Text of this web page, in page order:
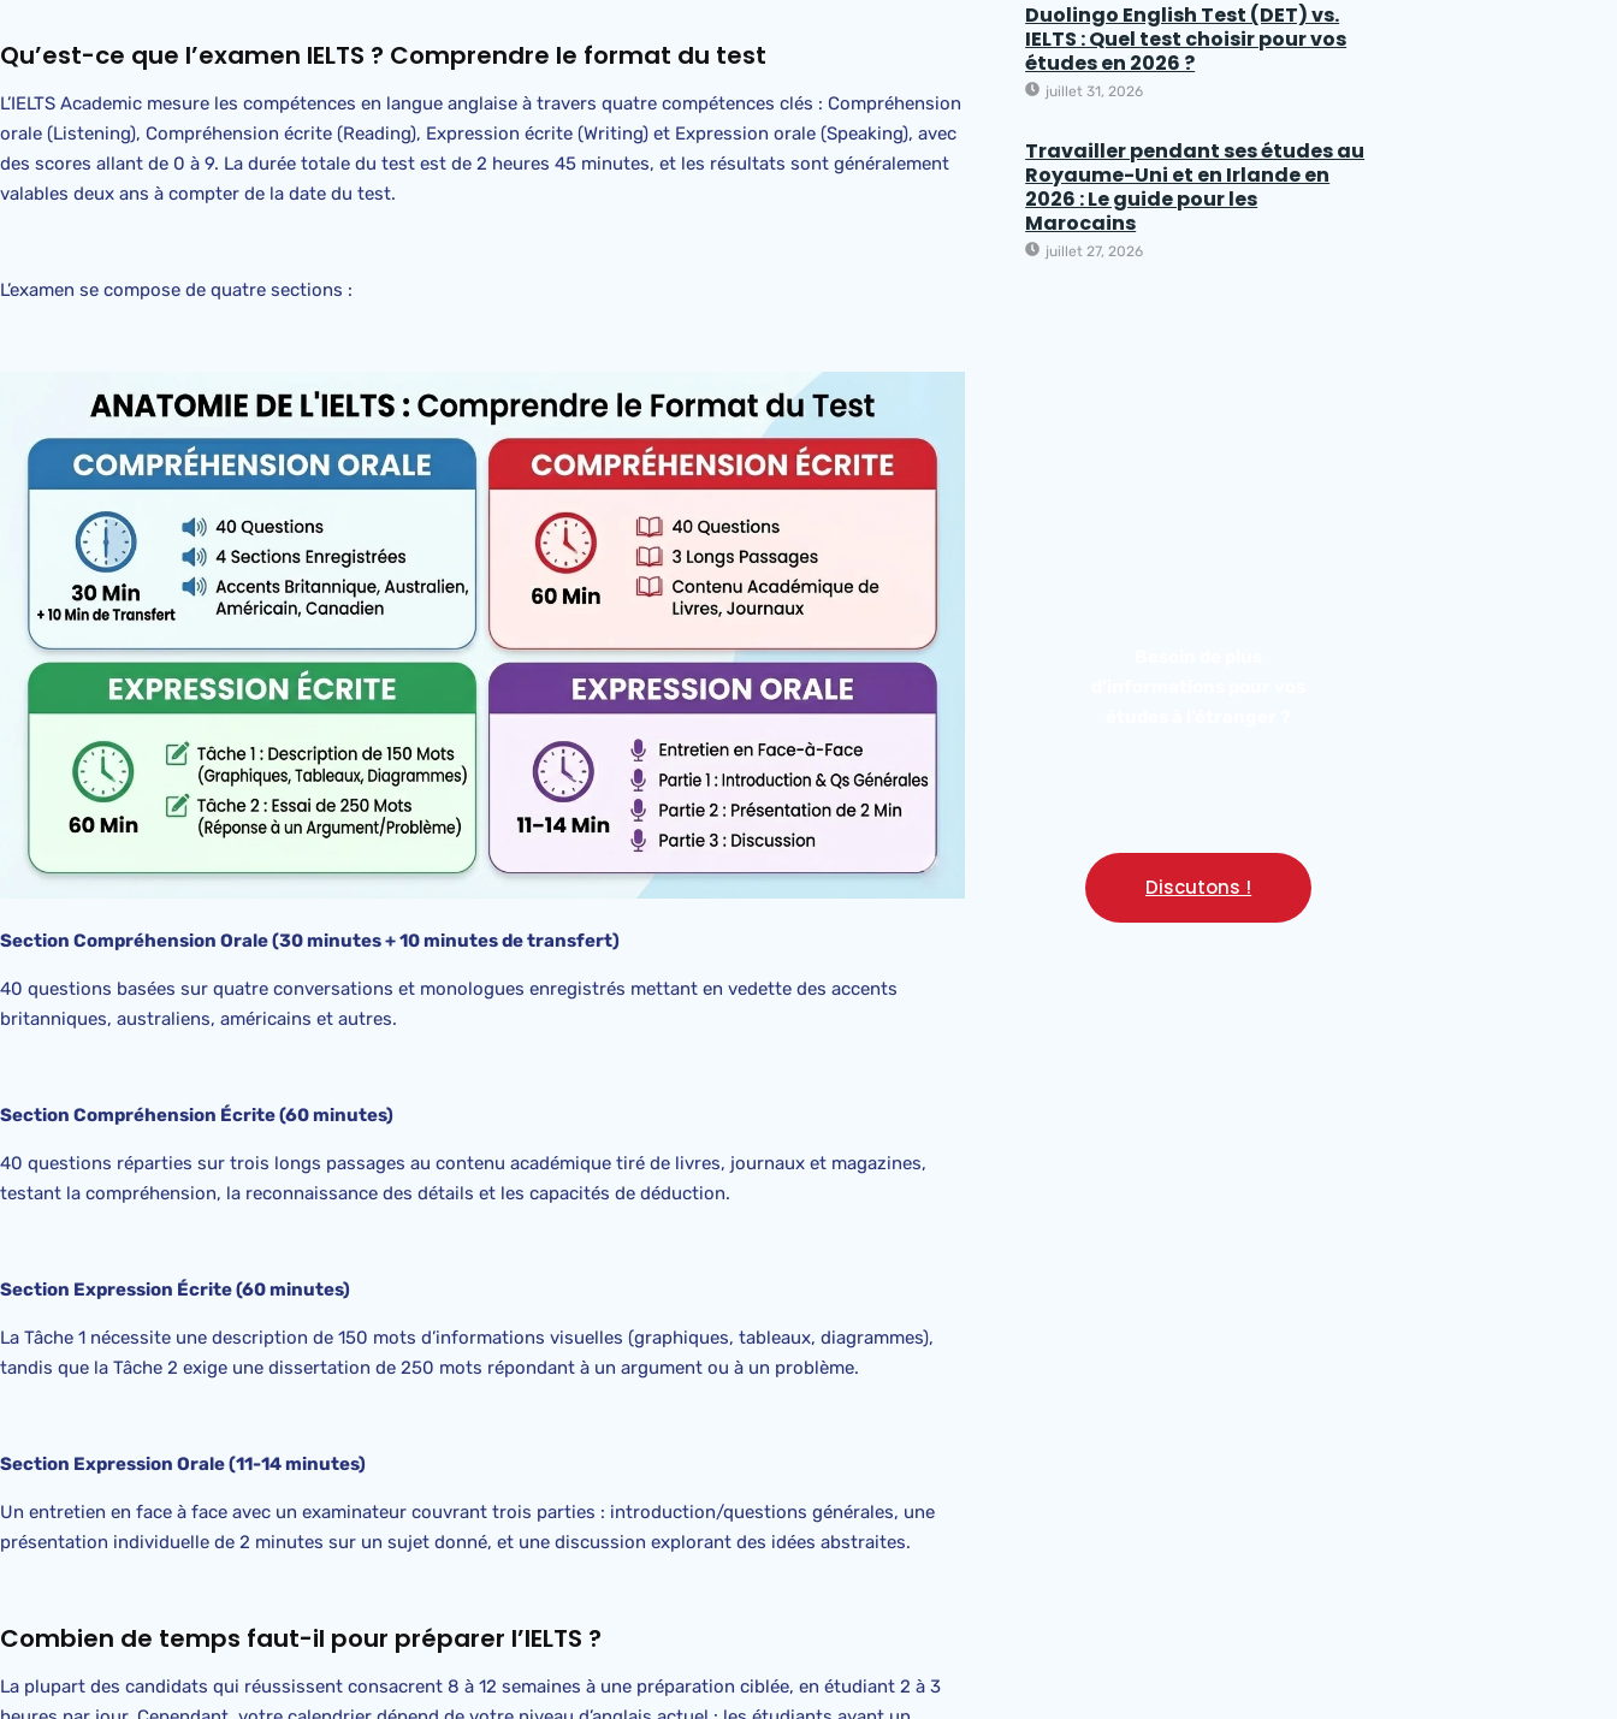
Qu’est-ce que l’examen IELTS ? Comprendre le format du test
L’IELTS Academic mesure les compétences en langue anglaise à travers quatre compétences clés : Compréhension
orale (Listening), Compréhension écrite (Reading), Expression écrite (Writing) et Expression orale (Speaking), avec
des scores allant de 0 à 9. La durée totale du test est de 2 heures 45 minutes, et les résultats sont généralement
valables deux ans à compter de la date du test.
L’examen se compose de quatre sections :
Section Compréhension Orale (30 minutes + 10 minutes de transfert)
40 questions basées sur quatre conversations et monologues enregistrés mettant en vedette des accents
britanniques, australiens, américains et autres.
Section Compréhension Écrite (60 minutes)
40 questions réparties sur trois longs passages au contenu académique tiré de livres, journaux et magazines,
testant la compréhension, la reconnaissance des détails et les capacités de déduction.
Section Expression Écrite (60 minutes)
La Tâche 1 nécessite une description de 150 mots d’informations visuelles (graphiques, tableaux, diagrammes),
tandis que la Tâche 2 exige une dissertation de 250 mots répondant à un argument ou à un problème.
Section Expression Orale (11-14 minutes)
Un entretien en face à face avec un examinateur couvrant trois parties : introduction/questions générales, une
présentation individuelle de 2 minutes sur un sujet donné, et une discussion explorant des idées abstraites.
Combien de temps faut-il pour préparer l’IELTS ?
La plupart des candidats qui réussissent consacrent 8 à 12 semaines à une préparation ciblée, en étudiant 2 à 3
Duolingo English Test (DET) vs.
IELTS : Quel test choisir pour vos
études en 2026 ?
juillet 31, 2026
Travailler pendant ses études au
Royaume-Uni et en Irlande en
2026 : Le guide pour les
Marocains
juillet 27, 2026
Discutons !